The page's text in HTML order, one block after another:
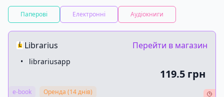
Паперові Електронні Аудіокниги
Librarius Перейти в магазин
• librariusapp
119.5 грн
e-book Оренда (14 днів)